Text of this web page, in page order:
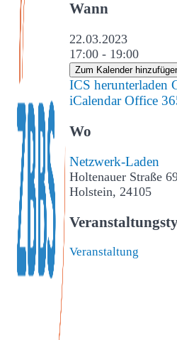
Wann
22.03.2023
17:00 - 19:00
Zum Kalender
ICS herunterladen
iCalendar Office
Wo
Netzwerk-Laden
Holtenauer Straße
Holstein, 24105
Veranstaltung